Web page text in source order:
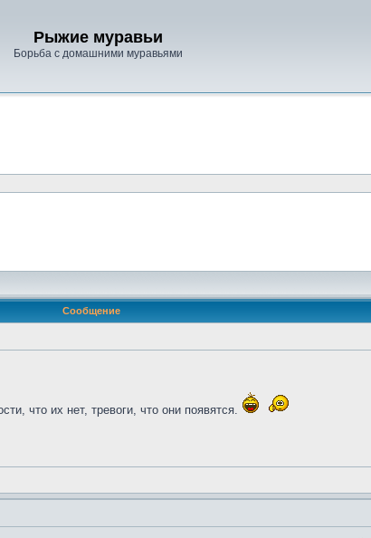
Рыжие муравьи
Борьба с домашними муравьями
Сообщение
что их нет, тревоги, что они появятся.